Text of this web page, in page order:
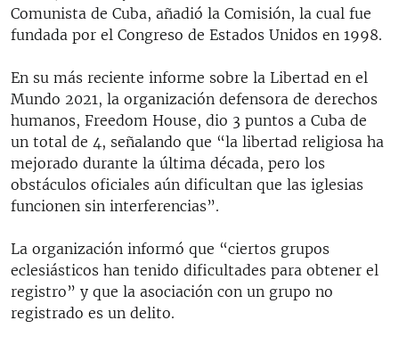
Comunista de Cuba, añadió la Comisión, la cual fue
fundada por el Congreso de Estados Unidos en 1998.
En su más reciente informe sobre la Libertad en el
Mundo 2021, la organización defensora de derechos
humanos, Freedom House, dio 3 puntos a Cuba de
un total de 4, señalando que “la libertad religiosa ha
mejorado durante la última década, pero los
obstáculos oficiales aún dificultan que las iglesias
funcionen sin interferencias”.
La organización informó que “ciertos grupos
eclesiásticos han tenido dificultades para obtener el
registro” y que la asociación con un grupo no
registrado es un delito.